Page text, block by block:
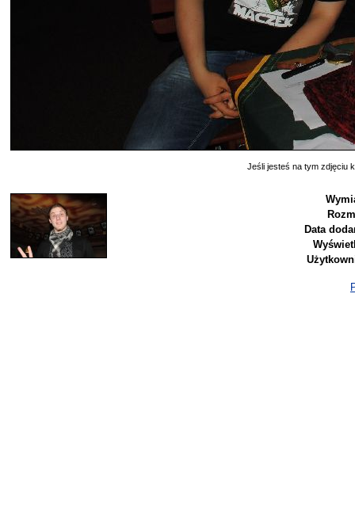
Jeśli jesteś na tym zdjęciu
Data